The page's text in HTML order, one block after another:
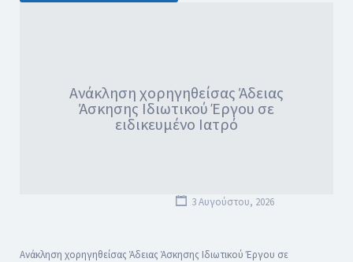
Ανάκληση χορηγηθείσας Άδειας
Άσκησης Ιδιωτικού Έργου σε
ειδικευμένο Ιατρό
3 Αυγούστου, 2026
Ανάκληση χορηγηθείσας Άδειας Άσκησης Ιδιωτικού Έργου σε